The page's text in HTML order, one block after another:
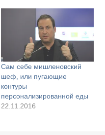
Сам себе мишленовский
шеф, или пугающие
контуры
персонализированной еды
22.11.2016